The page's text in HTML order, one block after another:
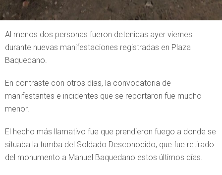
Al menos dos personas fueron detenidas ayer viernes
durante nuevas manifestaciones registradas en Plaza
Baquedano.
En contraste con otros días, la convocatoria de
manifestantes e incidentes que se reportaron fue mucho
menor.
El hecho más llamativo fue que prendieron fuego a donde se
situaba la tumba del Soldado Desconocido, que fue retirado
del monumento a Manuel Baquedano estos últimos días.